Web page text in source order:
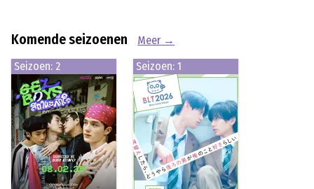
Komende seizoenen
Meer →
Seizoen: 2
Seizoen: 1